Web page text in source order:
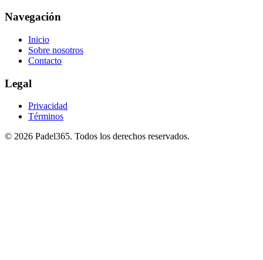
Navegación
Inicio
Sobre nosotros
Contacto
Legal
Privacidad
Términos
© 2026 Padel365. Todos los derechos reservados.